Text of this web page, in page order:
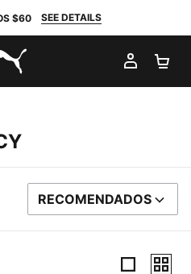
$60 SEE DETAILS
MI
ORDENAR POR
RECOMENDADOS